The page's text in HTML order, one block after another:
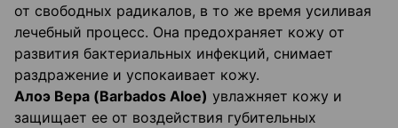
от свободных радикалов, в то же время усиливая
лечебный процесс. Она предохраняет кожу от
развития бактериальных инфекций, снимает
раздражение и успокаивает кожу.
Алоэ Вера (Barbados Aloe) увлажняет кожу и
защищает ее от воздействия губительных